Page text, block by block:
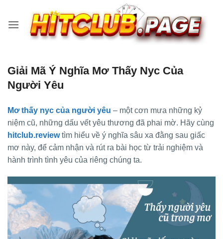
content
Giải Mã Ý Nghĩa Mơ Thấy Nyc Của
Người Yêu
Mơ thấy nyc của người yêu – một cơn mưa những kỷ
niệm cũ, những dấu vết yêu thương đã phai mờ. Hãy cùng
hitclub.reviewtìm hiểu về ý nghĩa sâu xa đằng sau giấc
mơ này, để cảm nhận và rút ra bài học từ trải nghiệm và
hành trình tình yêu của riêng chúng ta.